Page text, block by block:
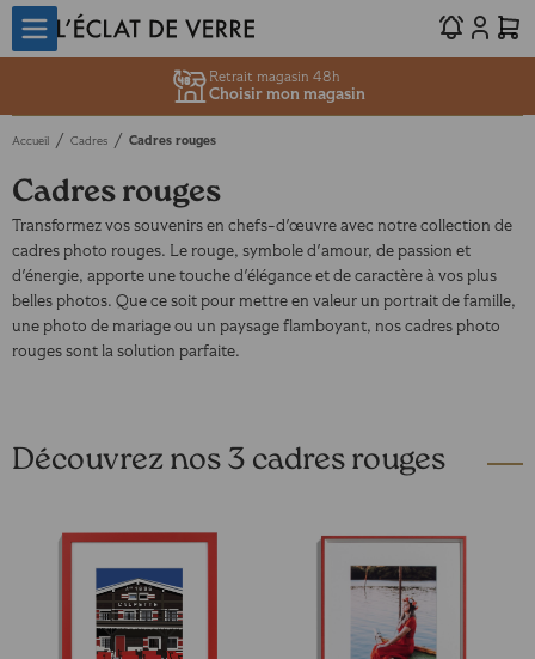
Retrait magasin 48h
Choisir mon magasin
Accueil / Cadres / Cadres rouges
Cadres rouges
Transformez vos souvenirs en chefs-d'œuvre avec notre collection de
cadres photo rouges. Le rouge, symbole d'amour, de passion et
d'énergie, apporte une touche d'élégance et de caractère à vos plus
belles photos. Que ce soit pour mettre en valeur un portrait de famille,
une photo de mariage ou un paysage flamboyant, nos cadres photo
rouges sont la solution parfaite.
Découvrez nos 3 cadres rouges